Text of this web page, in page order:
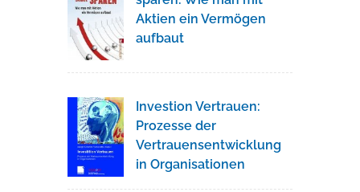
Aktien ein Vermögen
aufbaut
Investion Vertrauen:
Prozesse der
Vertrauensentwicklung
in Organisationen